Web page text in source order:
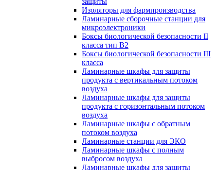
Изоляторы для фармпроизводства
Ламинарные сборочные станции для
микроэлектроники
Боксы биологической безопасности II
класса тип B2
Боксы биологической безопасности III
класса
Ламинарные шкафы для защиты
продукта с вертикальным потоком
воздуха
Ламинарные шкафы для защиты
продукта с горизонтальным потоком
воздуха
Ламинарные шкафы с обратным
потоком воздуха
Ламинарные станции для ЭКО
Ламинарные шкафы с полным
выбросом воздуха
Ламинарные шкафы для защиты